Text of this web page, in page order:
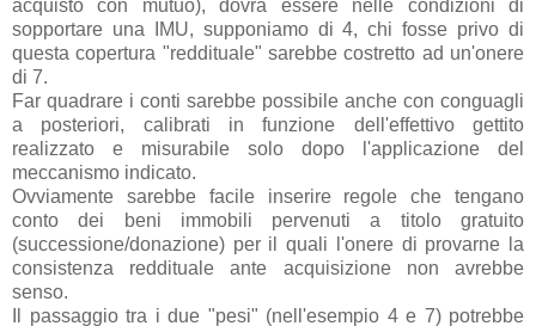
acquisto con mutuo), dovrà essere nelle condizioni di
sopportare una IMU, supponiamo di 4, chi fosse privo di
questa copertura "reddituale" sarebbe costretto ad un'onere
di 7.
Far quadrare i conti sarebbe possibile anche con conguagli
a posteriori, calibrati in funzione dell'effettivo gettito
realizzato e misurabile solo dopo l'applicazione del
meccanismo indicato.
Ovviamente sarebbe facile inserire regole che tengano
conto dei beni immobili pervenuti a titolo gratuito
(successione/donazione) per il quali l'onere di provarne la
consistenza reddituale ante acquisizione non avrebbe
senso.
Il passaggio tra i due "pesi" (nell'esempio 4 e 7) potrebbe